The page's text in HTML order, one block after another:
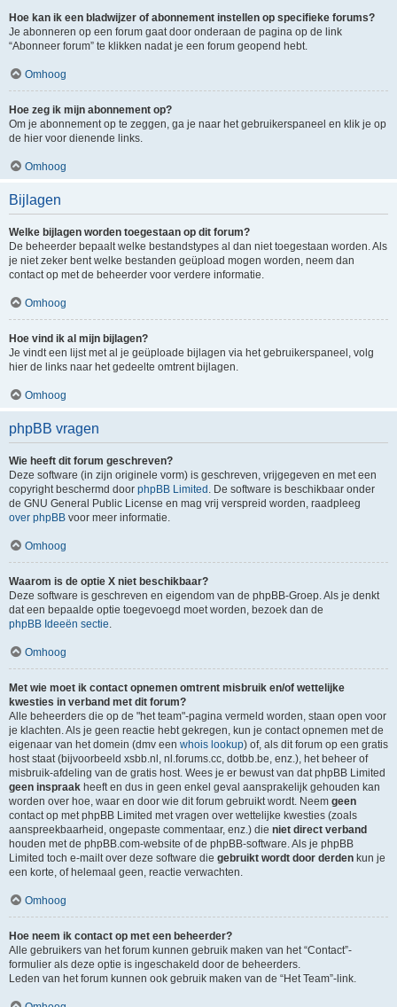
Hoe kan ik een bladwijzer of abonnement instellen op specifieke forums?
Je abonneren op een forum gaat door onderaan de pagina op de link
“Abonneer forum” te klikken nadat je een forum geopend hebt.
Omhoog
Hoe zeg ik mijn abonnement op?
Om je abonnement op te zeggen, ga je naar het gebruikerspaneel en klik je op
de hier voor dienende links.
Omhoog
Bijlagen
Welke bijlagen worden toegestaan op dit forum?
De beheerder bepaalt welke bestandstypes al dan niet toegestaan worden. Als
je niet zeker bent welke bestanden geüpload mogen worden, neem dan
contact op met de beheerder voor verdere informatie.
Omhoog
Hoe vind ik al mijn bijlagen?
Je vindt een lijst met al je geüploade bijlagen via het gebruikerspaneel, volg
hier de links naar het gedeelte omtrent bijlagen.
Omhoog
phpBB vragen
Wie heeft dit forum geschreven?
Deze software (in zijn originele vorm) is geschreven, vrijgegeven en met een
copyright beschermd door phpBB Limited . De software is beschikbaar onder
de GNU General Public License en mag vrij verspreid worden, raadpleeg
over phpBB voor meer informatie.
Omhoog
Waarom is de optie X niet beschikbaar?
Deze software is geschreven en eigendom van de phpBB-Groep. Als je denkt
dat een bepaalde optie toegevoegd moet worden, bezoek dan de
phpBB Ideeën sectie.
Omhoog
Met wie moet ik contact opnemen omtrent misbruik en/of wettelijke
kwesties in verband met dit forum?
Alle beheerders die op de "het team"-pagina vermeld worden, staan open voor
je klachten. Als je geen reactie hebt gekregen, kun je contact opnemen met de
eigenaar van het domein (dmv een whois lookup) of, als dit forum op een gratis
host staat (bijvoorbeeld xsbb.nl, nl.forums.cc, dotbb.be, enz.), het beheer of
misbruik-afdeling van de gratis host. Wees je er bewust van dat phpBB Limited
geen inspraak heeft en dus in geen enkel geval aansprakelijk gehouden kan
worden over hoe, waar en door wie dit forum gebruikt wordt. Neem geen
contact op met phpBB Limited met vragen over wettelijke kwesties (zoals
aanspreekbaarheid, ongepaste commentaar, enz.) die niet direct verband
houden met de phpBB.com-website of de phpBB-software. Als je phpBB
Limited toch e-mailt over deze software die gebruikt wordt door derden kun je
een korte, of helemaal geen, reactie verwachten.
Omhoog
Hoe neem ik contact op met een beheerder?
Alle gebruikers van het forum kunnen gebruik maken van het “Contact”-
formulier als deze optie is ingeschakeld door de beheerders.
Leden van het forum kunnen ook gebruik maken van de “Het Team”-link.